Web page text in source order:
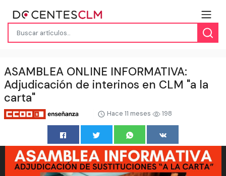
ASAMBLEA ONLINE INFORMATIVA:
Adjudicación de interinos en CLM "a la
carta"
Hace 11 meses 198